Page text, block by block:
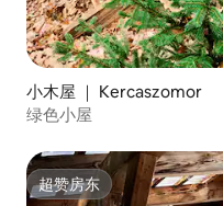
小木屋 ｜ Kercaszomor
绿色小屋
超赞房东
超赞房东